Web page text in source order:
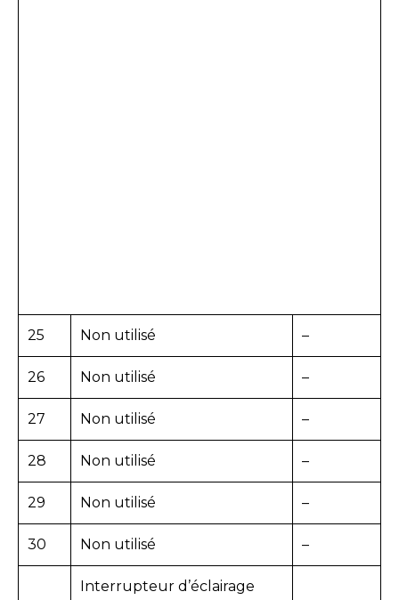
25 Non utilisé –
26 Non utilisé –
27 Non utilisé –
28 Non utilisé –
29 Non utilisé –
30 Non utilisé –
Interrupteur d’éclairage